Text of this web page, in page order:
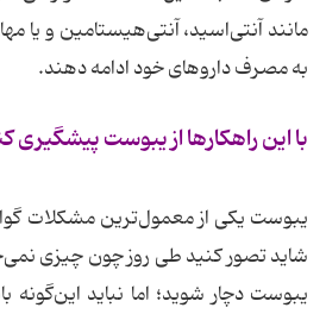
مانند آنتی‌اسید، آنتی‌هیستامین و یا
به مصرف داروهای خود ادامه دهند.
با این راهکارها از یبوست پیشگیری
یبوست یکی از معمول‌ترین مشکلات
شاید تصور کنید طی روز چون چیزی
یبوست دچار شوید؛ اما نباید